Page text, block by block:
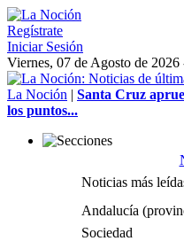
Regístrate
Iniciar Sesión
Viernes, 07 de Agosto de 2026
La Noción | Santa Cruz
los puntos...
Noticias más
Andalucía
Sociedad